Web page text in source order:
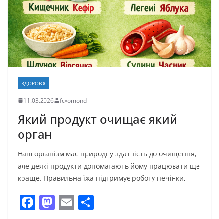
k с
я
ЗДОРОВ’Я
11.03.2026 fcvomond
Який продукт очищає який
орган
Наш організм має природну здатність до очищення,
але деякі продукти допомагають йому працювати ще
краще. Правильна їжа підтримує роботу печінки,
F M E